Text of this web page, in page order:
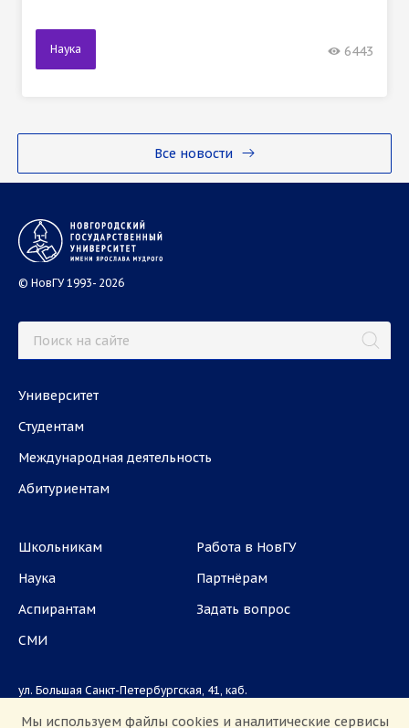
Все новости
Наука 6443
© НовГУ 1993- 2026
Университет
Студентам
Международная деятельность
Абитуриентам
Школьникам
Наука
Аспирантам
СМИ
Работа в НовГУ
Партнёрам
Задать вопрос
ул. Большая Санкт-Петербургская, 41, каб.
Мы используем файлы cookies и аналитические сервисы